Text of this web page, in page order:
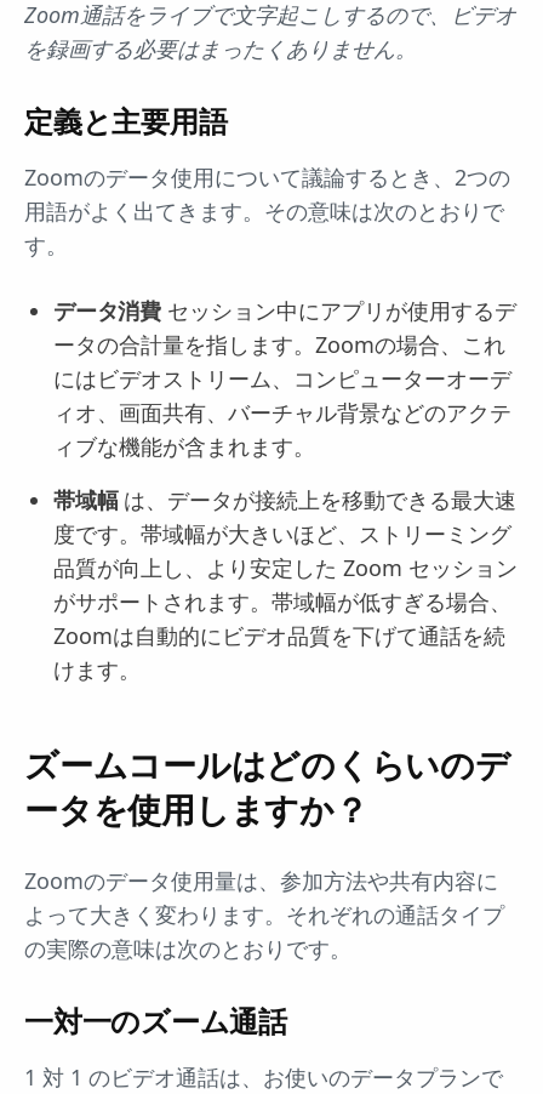
Zoom通話をライブで文字起こしするので、ビデオ
を録画する必要はまったくありません。
定義と主要用語
Zoomのデータ使用について議論するとき、2つの
用語がよく出てきます。その意味は次のとおりで
す。
データ消費セッション中にアプリが使用するデ
ータの合計量を指します。Zoomの場合、これ
にはビデオストリーム、コンピューターオーデ
ィオ、画面共有、バーチャル背景などのアクテ
ィブな機能が含まれます。
帯域幅は、データが接続上を移動できる最大速
度です。帯域幅が大きいほど、ストリーミング
品質が向上し、より安定した Zoom セッション
がサポートされます。帯域幅が低すぎる場合、
Zoomは自動的にビデオ品質を下げて通話を続
けます。
ズームコールはどのくらいのデ
ータを使用しますか？
Zoomのデータ使用量は、参加方法や共有内容に
よって大きく変わります。それぞれの通話タイプ
の実際の意味は次のとおりです。
一対一のズーム通話
1 対 1 のビデオ通話は、お使いのデータプランで